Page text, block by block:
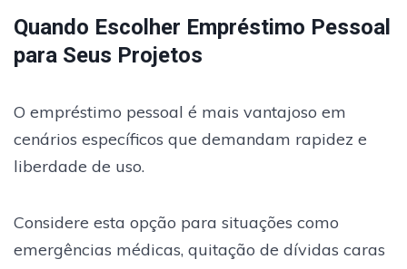
Quando Escolher Empréstimo Pessoal
para Seus Projetos
O empréstimo pessoal é mais vantajoso em
cenários específicos que demandam rapidez e
liberdade de uso.
Considere esta opção para situações como
emergências médicas, quitação de dívidas caras